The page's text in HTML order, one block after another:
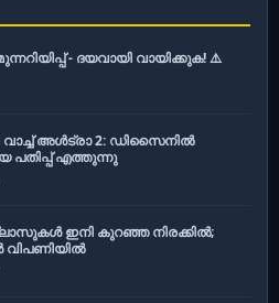
- ദയവായി വായിക്കുക! ⚠️
അൾട്രാ 2: ഡിസൈനിൽ
പതിപ്പ് എത്തുന്നു
ഗ്ലാസുകൾ ഇനി കുറഞ്ഞ നിരക്കിൽ;